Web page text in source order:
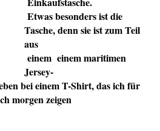
Etwas besonders ist die
Tasche, denn sie ist zum Teil
aus
einem einem maritimen
Jersey-
bei einem T-Shirt, das ich für
morgen zeigen